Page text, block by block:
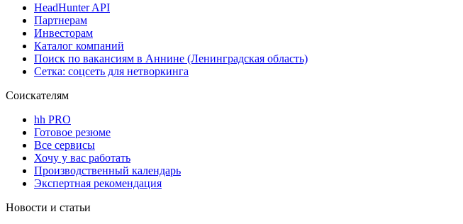
HeadHunter API
Партнерам
Инвесторам
Каталог компаний
Поиск по вакансиям в Аннине (Ленинградская область)
Сетка: соцсеть для нетворкинга
Соискателям
hh PRO
Готовое резюме
Все сервисы
Хочу у вас работать
Производственный календарь
Экспертная рекомендация
Новости и статьи